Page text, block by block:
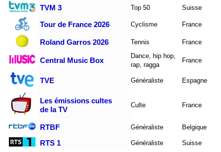
TVM 3 Top 50 Suisse
Tour de France 2026 Cyclisme France
Roland Garros 2026 Tennis France
Central Music Box
Dance, hip hop,
rap, ragga
France
TVE Généraliste Espagne
Les émissions cultes
de la TV
Culte France
RTBF Généraliste Belgique
RTS 1 Généraliste Suisse